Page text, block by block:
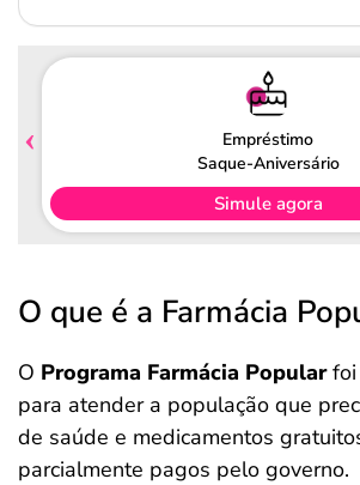
Empréstimo
Saque-Aniversário
Simule agora
O que é a Farmácia
O Programa Farmácia Popular
para atender a população que
de saúde e medicamentos
parcialmente pagos pelo governo.